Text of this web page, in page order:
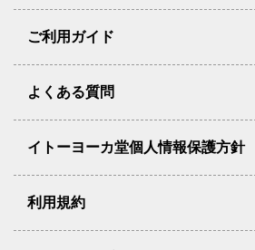
ご利用ガイド
よくある質問
イトーヨーカ堂個人情報保護方針
利用規約